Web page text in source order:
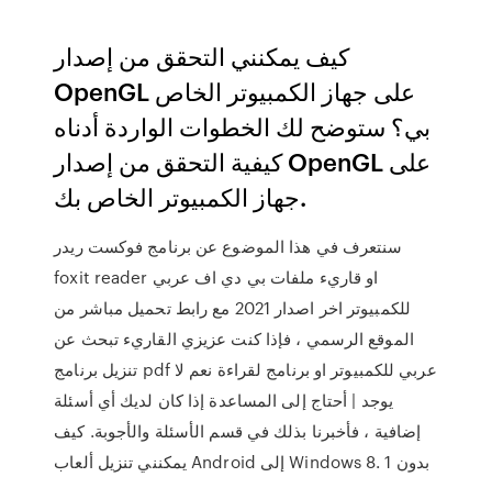
كيف يمكنني التحقق من إصدار
OpenGL على جهاز الكمبيوتر الخاص
بي؟ ستوضح لك الخطوات الواردة أدناه
كيفية التحقق من إصدار OpenGL على
جهاز الكمبيوتر الخاص بك.
سنتعرف في هذا الموضوع عن برنامج فوكست ريدر
foxit reader او قاريء ملفات بي دي اف عربي
للكمبيوتر اخر اصدار 2021 مع رابط تحميل مباشر من
الموقع الرسمي ، فإذا كنت عزيزي القاريء تبحث عن
تنزيل برنامج pdf عربي للكمبيوتر او برنامج لقراءة نعم لا
يوجد | أحتاج إلى المساعدة إذا كان لديك أي أسئلة
إضافية ، فأخبرنا بذلك في قسم الأسئلة والأجوبة. كيف
يمكنني تنزيل ألعاب Android إلى Windows 8. 1 بدون